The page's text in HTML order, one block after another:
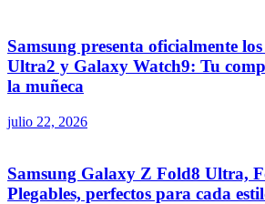
Samsung presenta oficialmente
Ultra2 y Galaxy Watch9: Tu
la muñeca
julio 22, 2026
Samsung Galaxy Z Fold8 Ultra,
Plegables, perfectos para cada